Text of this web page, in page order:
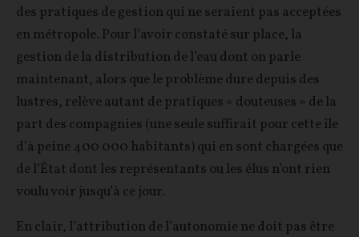
des pratiques de gestion qui ne seraient pas acceptées
en métropole. Pour l’avoir constaté sur place, la
gestion de la distribution de l’eau dont on parle
maintenant, alors que le problème dure depuis des
lustres, relève autant de pratiques « douteuses » de la
part des compagnies (une seule suffirait pour cette île
d’à peine 400 000 habitants) qui en sont chargées que
de l’État dont les représentants ou les élus n’ont rien
voulu voir jusqu’à ce jour.
En clair, l’attribution de l’autonomie ne doit pas être